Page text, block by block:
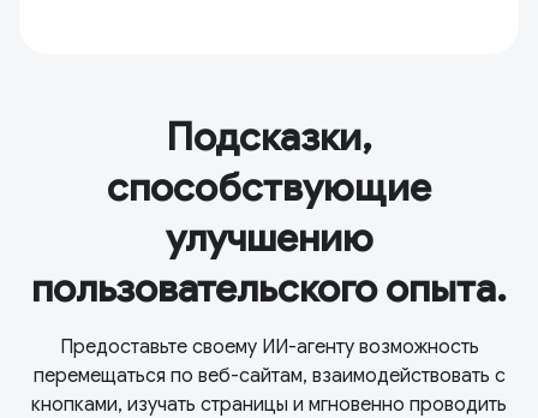
Подсказки,
способствующие
улучшению
пользовательского опыта.
Предоставьте своему ИИ-агенту возможность
перемещаться по веб-сайтам, взаимодействовать с
кнопками, изучать страницы и мгновенно проводить